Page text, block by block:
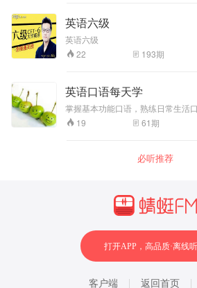
要成为真正的男孩，他必须通过勇
诚实的考验。在历险中，他因贪玩而
心而受骗，还因此变成了驴子。最后
只大鲸鱼的腹中，意外与皮帕诺相
次历险，皮诺曹终于长大了，他变得
于1983年和2002年翻拍真人版。
英语六级
英语六级
22
193期
英语口语每天学
掌握基本功能口语，熟练日常生活口
会话题口语，学会消遣娱乐口语。
19 61期
必听推荐
打开APP，高品质·离线听
客户端 返回首页